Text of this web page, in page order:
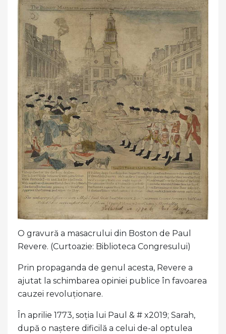
O gravură a masacrului din Boston de Paul
Revere. (Curtoazie: Biblioteca Congresului)
Prin propaganda de genul acesta, Revere a
ajutat la schimbarea opiniei publice în favoarea
cauzei revoluționare.
În aprilie 1773, soția lui Paul & # x2019; Sarah,
după o naștere dificilă a celui de-al optulea